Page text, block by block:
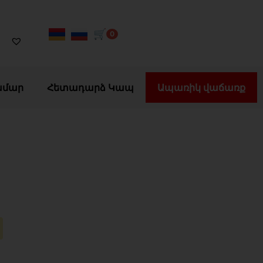
🛒 0
Հետադարձ Կապ Ապառիկ վաճառք